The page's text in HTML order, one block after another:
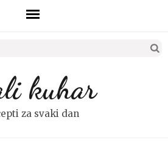
Search
kuhar
za svaki dan